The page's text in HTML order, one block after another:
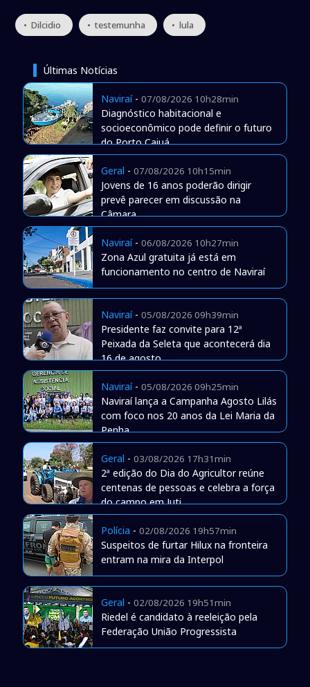
• Dilcidio • testemunha • lula
Últimas Notícias
Naviraí- 07/08/2026 10h28min
Diagnóstico habitacional e
socioeconômico pode definir o futuro
do Porto Caiuá
Geral - 07/08/2026 10h15min
Jovens de 16 anos poderão dirigir
prevê parecer em discussão na
Câmara
Naviraí- 06/08/2026 10h27min
Zona Azul gratuita já está em
funcionamento no centro de Naviraí
Naviraí- 05/08/2026 09h39min
Presidente faz convite para 12ª
Peixada da Seleta que acontecerá dia
16 de agosto
Naviraí- 05/08/2026 09h25min
Naviraí lança a Campanha Agosto Lilás
com foco nos 20 anos da Lei Maria da
Penha
Geral - 03/08/2026 17h31min
2ª edição do Dia do Agricultor reúne
centenas de pessoas e celebra a força
do campo em Juti
Polícia - 02/08/2026 19h57min
Suspeitos de furtar Hilux na fronteira
entram na mira da Interpol
Geral - 02/08/2026 19h51min
Riedel é candidato à reeleição pela
Federação União Progressista